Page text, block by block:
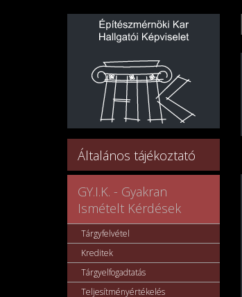
Általános tájékoztató
GY.I.K. - Gyakran
Ismételt Kérdések
Tárgyfelvétel
Kreditek
Tárgyelfogadtatás
Teljesítményértékelés